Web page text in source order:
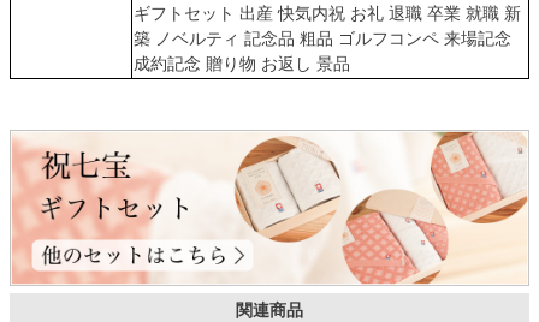
ギフトセット 出産 快気内祝 お礼 退職 卒業 就職 新
築 ノベルティ 記念品 粗品 ゴルフコンペ 来場記念
成約記念 贈り物 お返し 景品
関連商品